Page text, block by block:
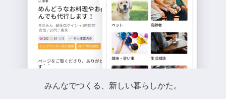
みんなでつくる、新しい暮らしかた。